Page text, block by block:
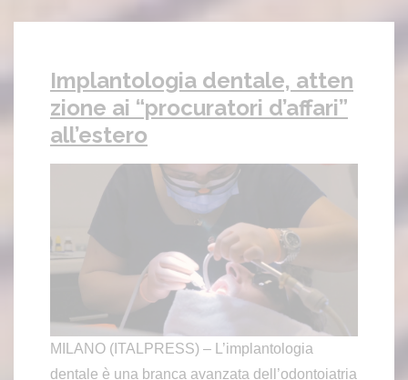
Implantologia dentale, atten
zione ai “procuratori d’affari”
all’estero
MILANO (ITALPRESS) – L’implantologia
dentale è una branca avanzata dell’odontoiatria